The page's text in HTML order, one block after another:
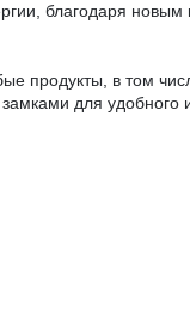
благодаря новым
продукты, в том
для удобного